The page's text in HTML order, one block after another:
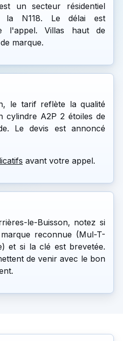
un secteur résidentiel
la N118. Le délai est
l'appel. Villas haut de
marque.
le tarif reflète la qualité
cylindre A2P 2 étoiles de
Le devis est annoncé
avant votre appel.
le-Buisson, notez si
reconnue (Mul-T-
et si la clé est brevetée.
de venir avec le bon